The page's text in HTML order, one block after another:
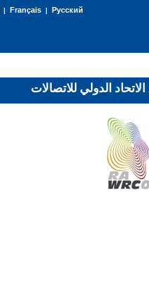
| Français| Русский
الدولي للاتصالات